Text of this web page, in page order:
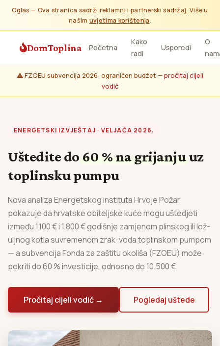
Oglas — Ova stranica sadrži reklamni i partnerski sadržaj. Više u
našim uvjetima korištenja.
DomToplina Početna
Kako
radi
Usporedi
O
⚠️ FZOEU subvencija 2026: ograničen budžet —pročitaj cijeli
vodič
ENERGETSKI IZVJEŠTAJ · VELJAČA 2026.
Uštedite do 60 % na grijanjuuz
toplinsku pumpu
Nova analiza Energetskog instituta Hrvoje Požar
pokazuje da hrvatske obiteljske kuće mogu uštedjeti
između 1.100 € i 1.800 € godišnje zamjenom plinskog ili lož-
uljnog kotla suvremenom zrak-voda toplinskom pumpom
— a subvencija Fonda za zaštitu okoliša (FZOEU) može
pokriti do 60 % investicije, odnosno do 10.500 €.
Pročitaj cijeli vodič → Pogledaj uštede